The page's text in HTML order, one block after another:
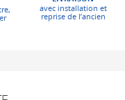
avec installation et
reprise de l’ancien